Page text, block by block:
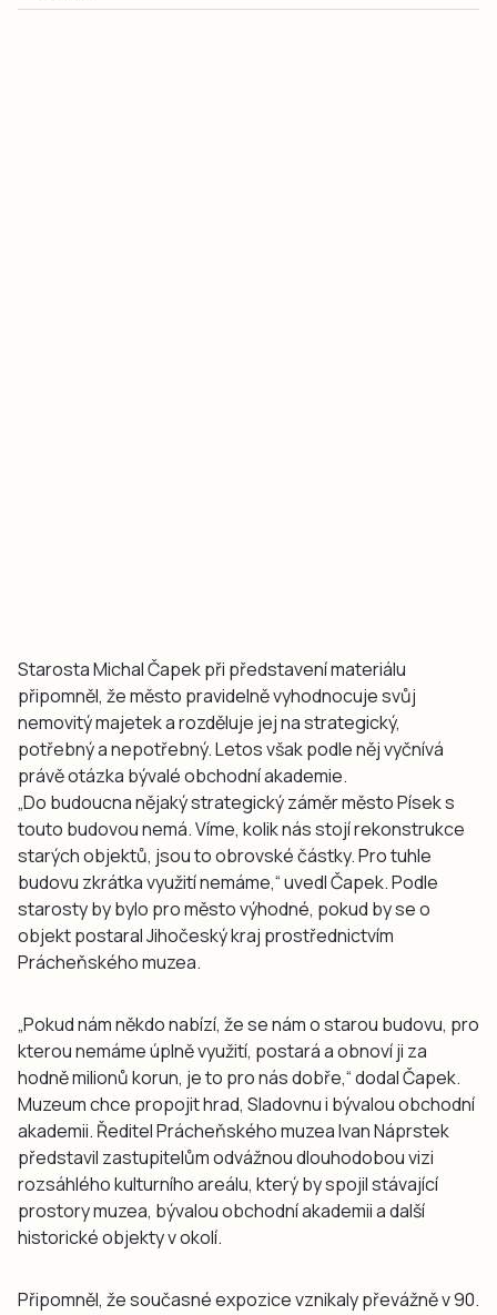
Starosta Michal Čapek při představení materiálu
připomněl, že město pravidelně vyhodnocuje svůj
nemovitý majetek a rozděluje jej na strategický,
potřebný a nepotřebný. Letos však podle něj vyčnívá
právě otázka bývalé obchodní akademie.
„Do budoucna nějaký strategický záměr město Písek s
touto budovou nemá. Víme, kolik nás stojí rekonstrukce
starých objektů, jsou to obrovské částky. Pro tuhle
budovu zkrátka využití nemáme,“ uvedl Čapek. Podle
starosty by bylo pro město výhodné, pokud by se o
objekt postaral Jihočeský kraj prostřednictvím
Prácheňského muzea.
„Pokud nám někdo nabízí, že se nám o starou budovu, pro
kterou nemáme úplně využití, postará a obnoví ji za
hodně milionů korun, je to pro nás dobře,“ dodal Čapek.
Muzeum chce propojit hrad, Sladovnu i bývalou obchodní
akademii. Ředitel Prácheňského muzea Ivan Náprstek
představil zastupitelům odvážnou dlouhodobou vizi
rozsáhlého kulturního areálu, který by spojil stávající
prostory muzea, bývalou obchodní akademii a další
historické objekty v okolí.
Připomněl, že současné expozice vznikaly převážně v 90.